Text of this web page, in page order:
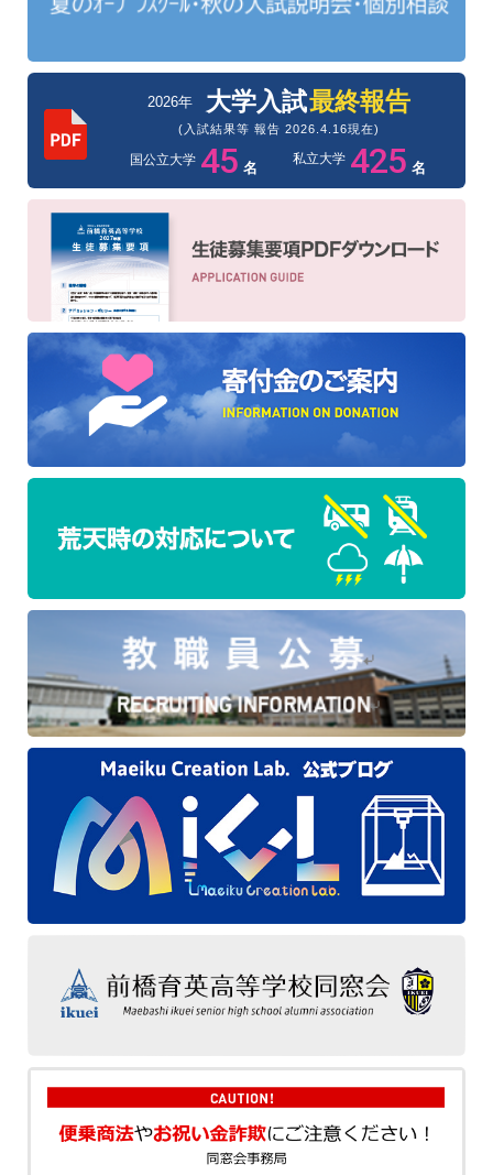
2026年 大学入試最終報告
(入試結果等 報告 2026.4.16現在)
国公立大学 45 名
私立大学 425 名